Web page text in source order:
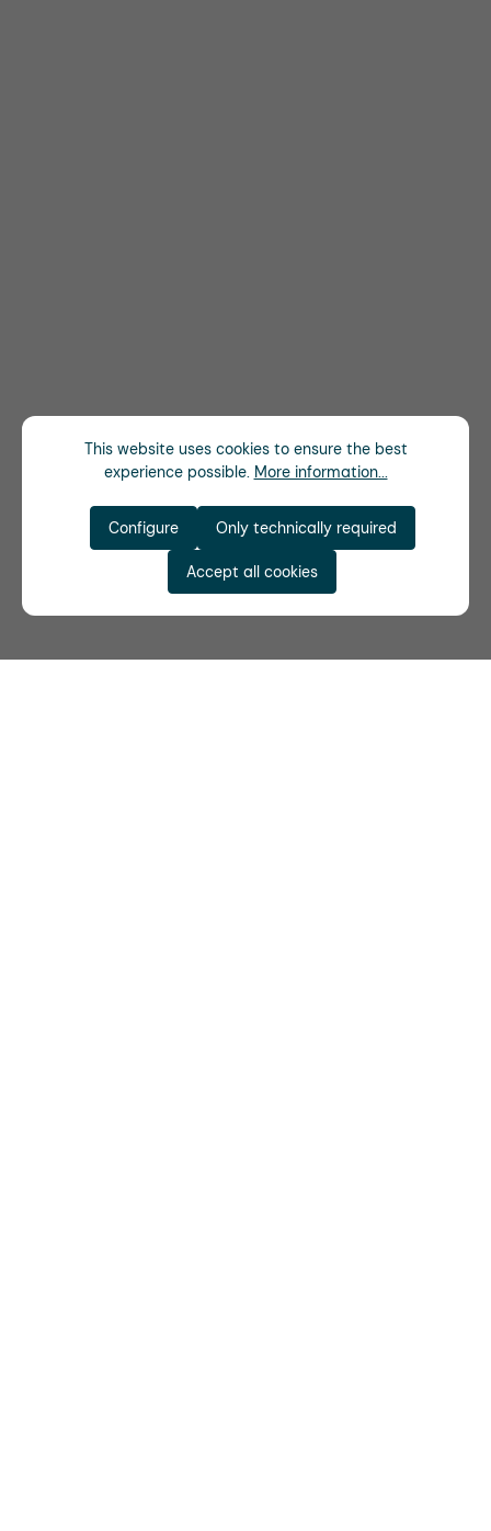
This website uses cookies to ensure the best
experience possible. More information...
Only technically required
Configure
Accept all cookies